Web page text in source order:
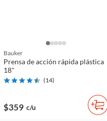
Bauker
Prensa de acción rápida plástica
18"
(14)
$359 c/u